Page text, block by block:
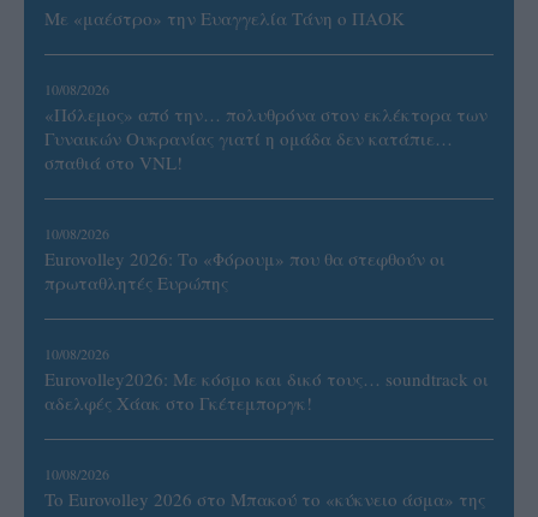
Με «μαέστρο» την Ευαγγελία Τάνη ο ΠΑΟΚ
10/08/2026
«Πόλεμος» από την… πολυθρόνα στον εκλέκτορα των
Γυναικών Ουκρανίας γιατί η ομάδα δεν κατάπιε…
σπαθιά στο VNL!
10/08/2026
Eurovolley 2026: Το «Φόρουμ» που θα στεφθούν οι
πρωταθλητές Ευρώπης
10/08/2026
Eurovolley2026: Με κόσμο και δικό τους… soundtrack οι
αδελφές Χάακ στο Γκέτεμποργκ!
10/08/2026
To Eurovolley 2026 στο Μπακού το «κύκνειο άσμα» της